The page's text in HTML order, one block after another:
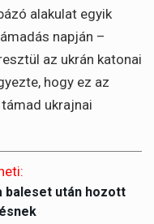
alakulat egyik
napján –
az ukrán katonai
hogy ez az
ukrajnai
baleset után hozott